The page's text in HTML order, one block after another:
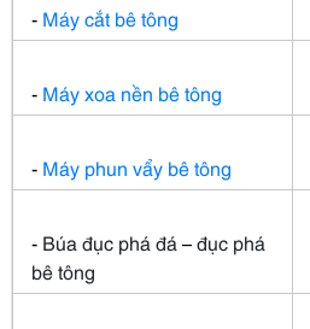
- Máy cắt bê tông
- Máy xoa nền bê tông
- Máy phun vẩy bê tông
- Búa đục phá đá –đục phá
bê tông